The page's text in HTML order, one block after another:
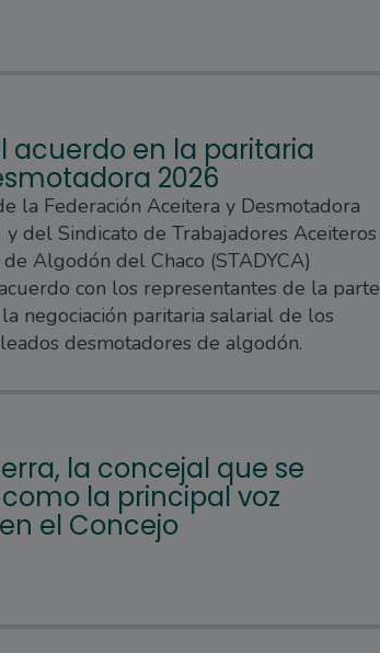
acuerdo en la paritaria
2026
la Federación Aceitera y Desmotadora
y del Sindicato de Trabajadores
Algodón del Chaco (STADYCA)
con los representantes de la parte
negociación paritaria salarial de los
desmotadores de algodón.
la concejal que se
la principal voz
el Concejo